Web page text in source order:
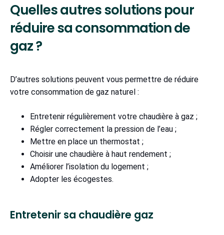
Quelles autres solutions pour
réduire sa consommation de
gaz ?
D’autres solutions peuvent vous permettre de réduire
votre consommation de gaz naturel :
Entretenir régulièrement votre chaudière à gaz ;
Régler correctement la pression de l’eau ;
Mettre en place un thermostat ;
Choisir une chaudière à haut rendement ;
Améliorer l’isolation du logement ;
Adopter les écogestes.
Entretenir sa chaudière gaz